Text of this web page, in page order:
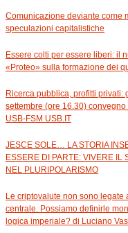
Comunicazione deviante come
speculazioni capitalistiche
Essere colti per essere liberi: il
«Proteo» sulla formazione dei
Ricerca pubblica, profitti privati:
settembre (ore 16.30)
USB-FSM USB.IT
JESCE SOLE… LA STORIA
ESSERE DI PARTE: VIVERE IL
NEL PLURIPOLARISMO
Le criptovalute non sono legate
centrale. Possiamo definirle
logica imperiale? di Luciano